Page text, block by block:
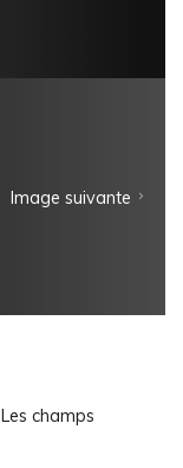
Image suivante
Les champs